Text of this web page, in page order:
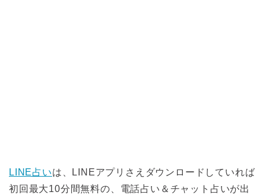
LINE占いは、LINEアプリさえダウンロードしていれば
初回最大10分間無料の、電話占い＆チャット占いが出